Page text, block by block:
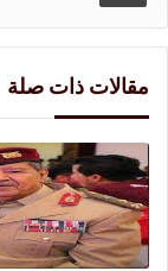
مقالات ذات صلة